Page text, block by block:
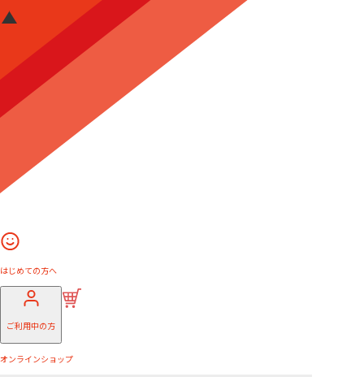
はじめての方へ
ご利用中の方
オンラインショップ